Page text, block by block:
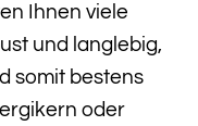
Ihnen viele
und langlebig,
somit bestens
oder